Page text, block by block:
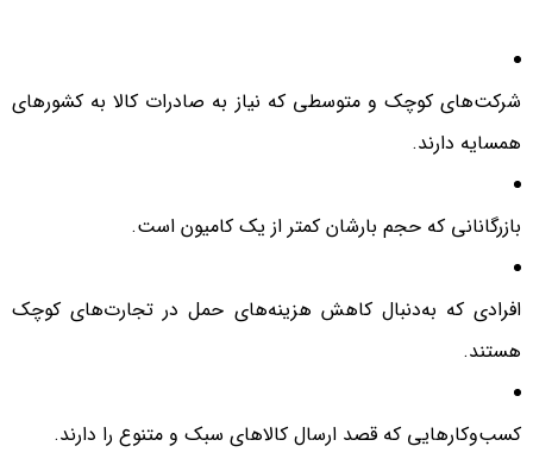
شرکت‌های کوچک و متوسطی که نیاز به صادرات کالا به کشورهای
همسایه دارند.
بازرگانانی که حجم بارشان کمتر از یک کامیون است.
افرادی که به‌دنبال کاهش هزینه‌های حمل در تجارت‌های کوچک
هستند.
کسب‌وکارهایی که قصد ارسال کالاهای سبک و متنوع را دارند.